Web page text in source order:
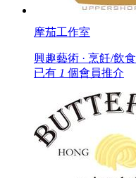
摩茄工作室
興趣藝術 · 烹飪/飲食
已有 1 個會員推介